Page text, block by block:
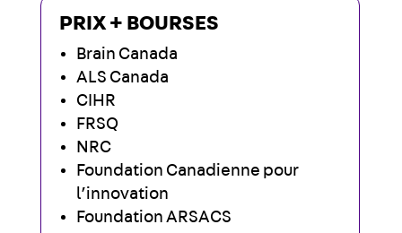
PRIX + BOURSES
Brain Canada
ALS Canada
CIHR
FRSQ
NRC
Foundation Canadienne pour
l’innovation
Foundation ARSACS